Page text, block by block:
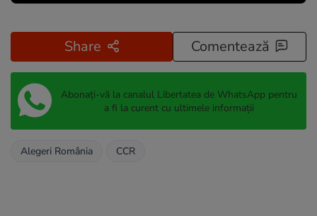
Share Comentează
Abonați-vă la canalul Libertatea de WhatsApp pentru
a fi la curent cu ultimele informații
Alegeri România CCR